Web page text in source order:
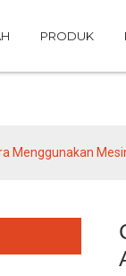
PRODUK
Menggunakan